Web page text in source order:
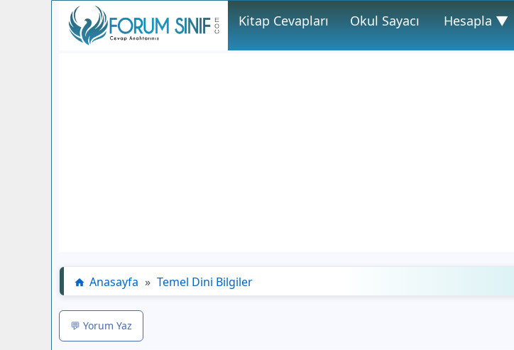
Kitap Cevapları Okul Sayacı Hesapla ▼
Anasayfa » Temel Dini Bilgiler
💬 Yorum Yaz